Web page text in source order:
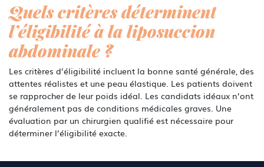
Quels critères déterminent
l’éligibilité à la liposuccion
abdominale ?
Les critères d’éligibilité incluent la bonne santé générale, des
attentes réalistes et une peau élastique. Les patients doivent
se rapprocher de leur poids idéal. Les candidats idéaux n’ont
généralement pas de conditions médicales graves. Une
évaluation par un chirurgien qualifié est nécessaire pour
déterminer l’éligibilité exacte.